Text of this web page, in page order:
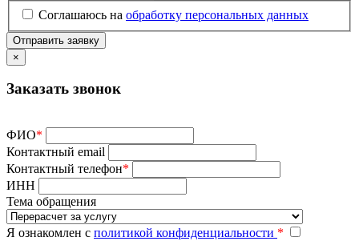
Соглашаюсь на обработку персональных данных
×
Заказать звонок
ФИО*
Контактный email
Контактный телефон*
ИНН
Тема обращения
Я ознакомлен с политикой конфиденциальности *